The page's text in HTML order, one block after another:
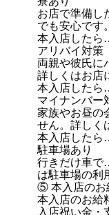
お店で準備し
でも安心です。
本入店した
アリバイ対策
両親や彼氏に
詳しくはお店
本入店した
マイナンバー
家族やお昼の
せん。詳しく
本入店した
駐車場あり
行きだけ車
は駐車場の利
⑤ 本入店の
本入店のお給
入店祝い金・